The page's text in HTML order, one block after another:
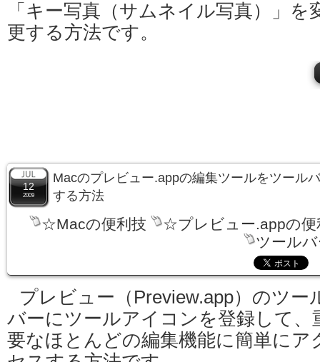
「キー写真（サムネイル写真）」を
更する方法です。
12
2009
Macのプレビュー.appの編集ツールをツール
する方法
☆Macの便利技
☆プレビュー.appの便
ツール
プレビュー（Preview.app）のツー
バーにツールアイコンを登録して、
要なほとんどの編集機能に簡単にア